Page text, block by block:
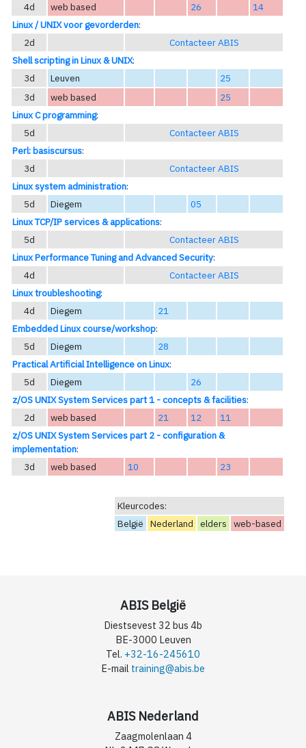
4d
web based 26
14
Linux / UNIX voor gevorderden:
2d
Contacteer ABIS
Shell scripting in Linux & UNIX:
3d
Leuven
25
3d
web based
25
Linux C programming:
5d
Contacteer ABIS
Perl: basiscursus:
3d
Contacteer ABIS
Linux system administration:
5d
Diegem
05
Linux TCP/IP services & applications:
5d
Contacteer ABIS
Linux Performance Tuning and Advanced Security:
4d
Contacteer ABIS
Linux troubleshooting:
4d
Diegem
21
Embedded Linux course/workshop:
5d
Diegem
28
Practical Artificial Intelligence on Linux:
5d
Diegem
26
z/OS UNIX System Services part 1 - concepts & facilities:
2d
web based 21 12
11
z/OS UNIX System Services part 2 - configuration &
implementation:
3d
web based 10 23
Kleurcodes:
België
Nederland elders web-based
ABIS België
Diestsevest 32 bus 4b
BE-3000 Leuven
Tel. +32-16-245610
E-mail training@abis.be
ABIS Nederland
Zaagmolenlaan 4